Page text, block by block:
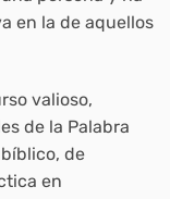
en la de aquellos
valioso,
de la Palabra
de
en